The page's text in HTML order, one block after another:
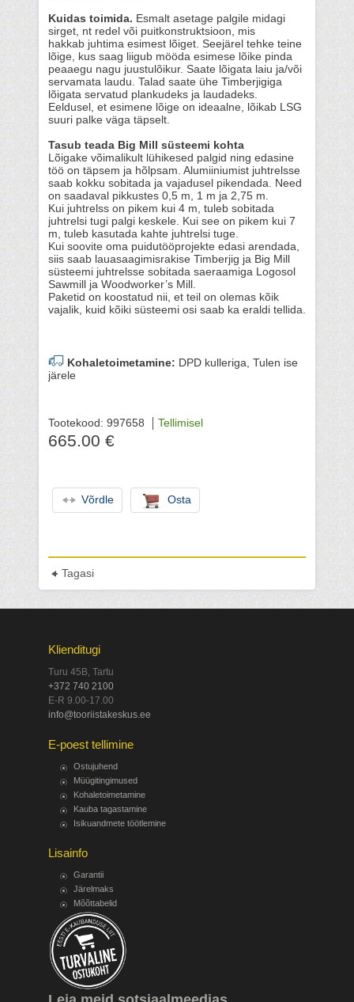
Kuidas toimida. Esmalt asetage palgile midagi
sirget, nt redel või puitkonstruktsioon, mis
hakkab juhtima esimest lõiget. Seejärel tehke teine
lõige, kus saag liigub mööda esimese lõike pinda
peaaegu nagu juustulõikur. Saate lõigata laiu ja/või
servamata laudu. Talad saate ühe Timberjigiga
lõigata servatud plankudeks ja laudadeks.
Eeldusel, et esimene lõige on ideaalne, lõikab LSG
suuri palke väga täpselt.
Tasub teada Big Mill süsteemi kohta
Lõigake võimalikult lühikesed palgid ning edasine
töö on täpsem ja hõlpsam. Alumiiniumist juhtrelsse
saab kokku sobitada ja vajadusel pikendada. Need
on saadaval pikkustes 0,5 m, 1 m ja 2,75 m.
Kui juhtrelss on pikem kui 4 m, tuleb sobitada
juhtrelsi tugi palgi keskele. Kui see on pikem kui 7
m, tuleb kasutada kahte juhtrelsi tuge.
Kui soovite oma puidutööprojekte edasi arendada,
siis saab lauasaagimisrakise Timberjig ja Big Mill
süsteemi juhtrelsse sobitada saeraamiga Logosol
Sawmill ja Woodworker’s Mill.
Paketid on koostatud nii, et teil on olemas kõik
vajalik, kuid kõiki süsteemi osi saab ka eraldi tellida.
Kohaletoimetamine: DPD kulleriga, Tulen ise
järele
Tootekood: 997658 Tellimisel
665.00 €
Võrdle Osta
Tagasi
Klienditugi
Turu 45B, Tartu
+372 740 2100
E-R 9.00-17.00
info@tooriistakeskus.ee
E-poest tellimine
Ostujuhend
Müügitingimused
Kohaletoimetamine
Kauba tagastamine
Isikuandmete töötlemine
Lisainfo
Garantii
Järelmaks
Mõõttabelid